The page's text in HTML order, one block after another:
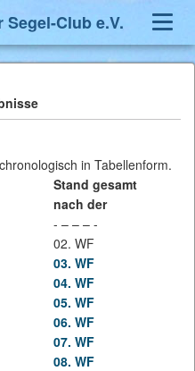
Segel-Club e.V.
in Tabellenform.
Stand gesamt
nach der
- – – – -
02. WF
03. WF
04. WF
05. WF
06. WF
07. WF
08. WF